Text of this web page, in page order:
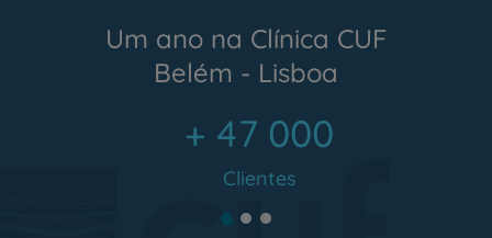
Um ano na Clínica CUF
Belém - Lisboa
+ 47 000
Clientes